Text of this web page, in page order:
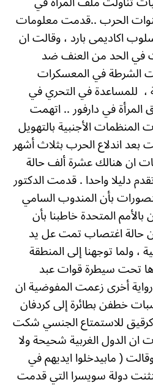
الحرب ..قدمت معلومات
اكاديمى بارد ، وقالت ان
في الحد من العنف ضد
الشرطة في المعسكرات
للمساعدة في التحري في
المرأة في دارفور .. اتهمت
المنظمات الأجنبية بالتهويل
بعد اندلاع الحرب بثلاث أشهر
ان هنالك عشرة ألف حالة
دليلا واحدا .قدمت الدكتور
بأن المندوب السامي
المتحدة خاطبنا بأن
حالة اغتصاب تمت عل يد
، ولما توجهنا إلى المنطقة
تحت سيطرة قوات عبد
أخرى زعمت المفوضية ان
خطفن بطائرة إلى كردفان
للاستمتاع الجنسي شكت
ان الدول الغربية شحيحة ولا
( مابيدخلوا ايديهم في
دولة سويسرا التي قدمت